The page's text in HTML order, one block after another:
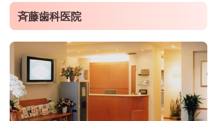
斉藤歯科医院